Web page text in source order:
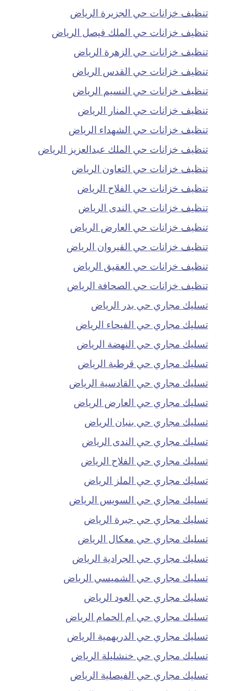
تنظيف خزانات حي الجزيرة الرياض
تنظيف خزانات حي الملك فيصل الرياض
تنظيف خزانات حي الزهرة الرياض
تنظيف خزانات حي القدس الرياض
تنظيف خزانات حي النسيم الرياض
تنظيف خزانات حي المنار الرياض
تنظيف خزانات حي الشهداء الرياض
تنظيف خزانات حي الملك عبدالعزيز الرياض
تنظيف خزانات حي التعاون الرياض
تنظيف خزانات حي الفلاح الرياض
تنظيف خزانات حي الندى الرياض
تنظيف خزانات حي العارض الرياض
تنظيف خزانات حي القيروان الرياض
تنظيف خزانات حي العقيق الرياض
تنظيف خزانات حي الصحافة الرياض
تسليك مجاري حي بدر الرياض
تسليك مجاري حي الفيحاء الرياض
تسليك مجاري حي النهضة الرياض
تسليك مجاري حي قرطبة الرياض
تسليك مجاري حي القادسية الرياض
تسليك مجاري حي العارض الرياض
تسليك مجاري حي بنبان الرياض
تسليك مجاري حي الندى الرياض
تسليك مجاري حي الفلاح الرياض
تسليك مجاري حي الملز الرياض
تسليك مجاري حي السويس الرياض
تسليك مجاري حي جبرة الرياض
تسليك مجاري حي معكال الرياض
تسليك مجاري حي الجرادية الرياض
تسليك مجاري حي الشميسي الرياض
تسليك مجاري حي العود الرياض
تسليك مجاري حي ام الحمام الرياض
تسليك مجاري حي الدريهمية الرياض
تسليك مجاري حي خنشليلة الرياض
تسليك مجاري حي الفيصلية الرياض